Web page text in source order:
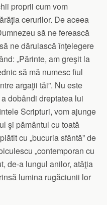
proprii cum vom
cerurilor. De aceea
să ne ferească
ne dăruiască înţelegere
„Părinte, am greşit la
să mă numesc fiul
argaţii tăi”. Nu este
dobândi dreptatea lui
Scripturi, vom ajunge
şi pământul cu toată
cu „bucuria sfântă” de
„contemporan cu
de-a lungul anilor, atâţia
lumina rugăciunii lor